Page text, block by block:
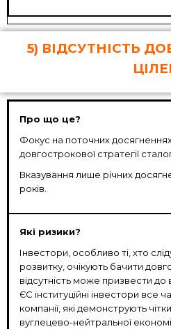
5) ВІДСУТНІСТЬ
Про що це?
Фокус на поточних
довгострокової стратегії
Вказування лише річних
років.
Які ризики?
Інвестори, особливо ті, хто
розвитку, очікують бачити
відсутність може призвести до
ЄС інституційні інвестори все
компанії, які демонструють
вуглецево-нейтральної